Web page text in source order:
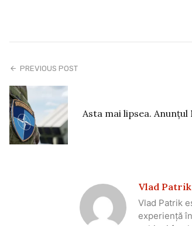
PREVIOUS POST
Asta mai lipsea. Anunțul
Vlad Patrik
Vlad Patrik
experiență